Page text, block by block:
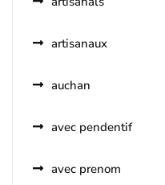
artisanaux
auchan
avec pendentif
avec prenom